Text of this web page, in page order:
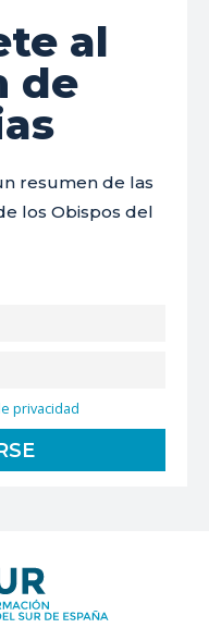
al
de
resumen de las
los Obispos del
privacidad